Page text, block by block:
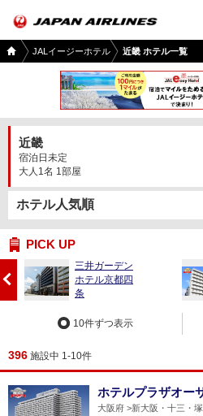
国内
ツア
JALイージーホテル 近畿 ホテル一覧
近畿
宿泊日未定
大人1名 1部屋
PICK UP
前
へ
三井ガーデン
ホテル京都四
条
10件ずつ表示
396 施設中 1-10件
ホテルプラザオー
大阪府 新大阪・十三・